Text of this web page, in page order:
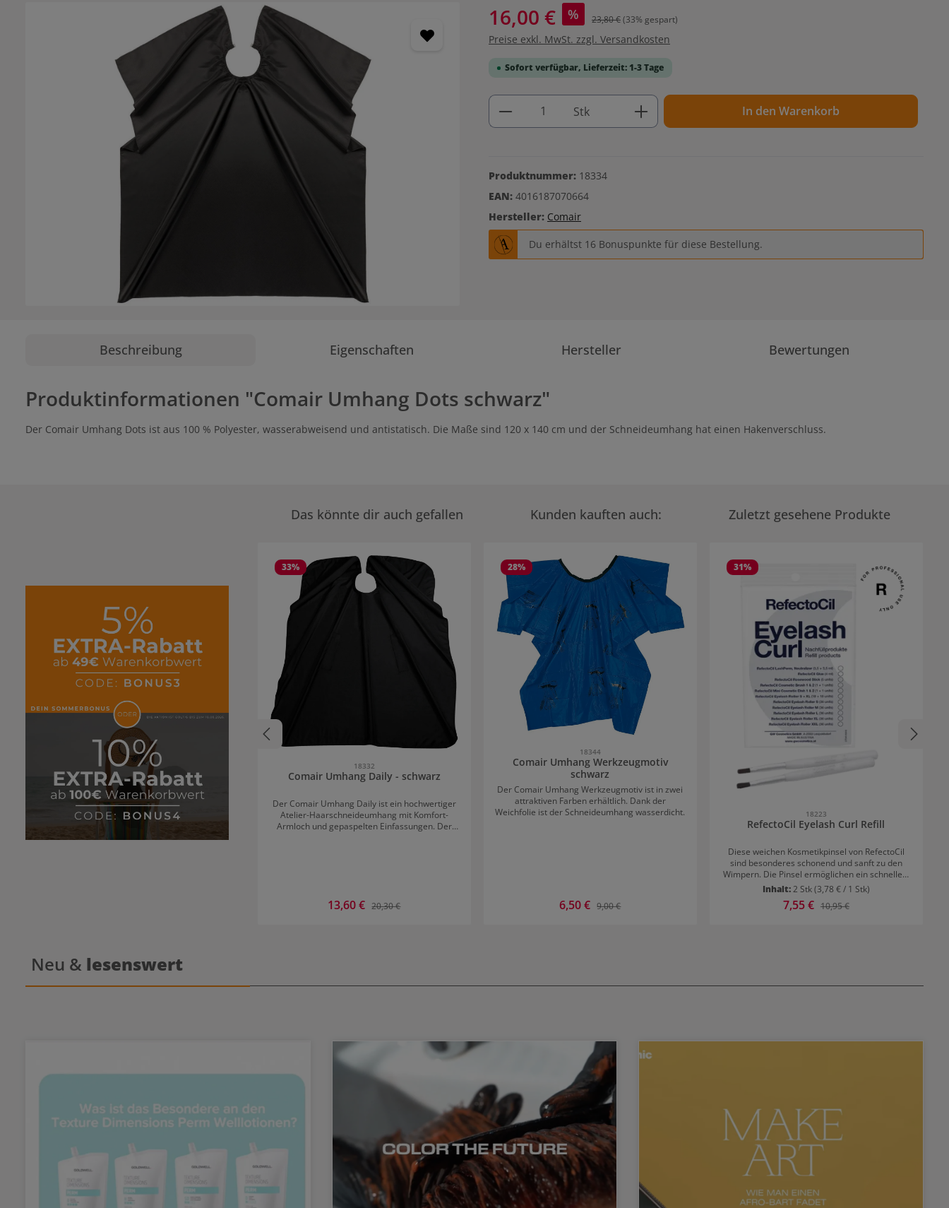
16,00 € % 23,80 €(33% gespart)
Preise exkl. MwSt. zzgl. Versandkosten
Sofort verfügbar, Lieferzeit: 1-3 Tage
Produkt Anzahl: Gib den gewünschten Wert ein oder
Stk In den Warenkorb
Produktnummer: 18334
EAN: 4016187070664
Hersteller: Comair
Du erhältst 16 Bonuspunkte für diese Bestellung.
Beschreibung Eigenschaften Hersteller Bewertungen
Produktinformationen "Comair Umhang Dots schwarz"
Der Comair Umhang Dots ist aus 100 % Polyester, wasserabweisend und antistatisch. Die Maße sind 120 x 140 cm und der Schneideumhang hat einen Hakenverschluss.
Das könnte dir auch gefallen Kunden kauften auch: Zuletzt gesehene Produkte
33%
18332
Comair Umhang Daily - schwarz
Der Comair Umhang Daily ist ein hochwertiger
Atelier-Haarschneideumhang mit Komfort-
Armloch und gepaspelten Einfassungen. Der
Verkaufspreis:
13,60 € Regulärer Preis:
20,30 €
28%
18344
Comair Umhang Werkzeugmotiv
schwarz
Der Comair Umhang Werkzeugmotiv ist in zwei
attraktiven Farben erhältlich. Dank der
Weichfolie ist der Schneideumhang wasserdicht.
Verkaufspreis:
6,50 € Regulärer Preis:
9,00 €
31%
18223
RefectoCil Eyelash Curl Refill
Diese weichen Kosmetikpinsel von RefectoCil
sind besonderes schonend und sanft zu den
Wimpern. Die Pinsel ermöglichen ein schnelles,
einfaches und genaues Auftragen der Eyelash
Curl Refill Produkte auf die Wimpern. Das
Wimpern-Styling wird dadurch noch einfacher
aufgetragen und nicht miteinander gemischt.
Inhalt:2 Stk(3,78 € / 1 Stk)
Verkaufspreis:
7,55 € Regulärer Preis:
10,95 €
Neu & lesenswert